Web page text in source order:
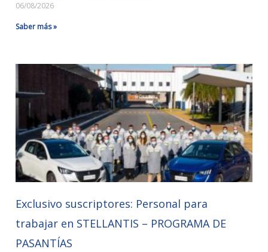
06/08/2026
Saber más »
Exclusivo suscriptores: Personal para
trabajar en STELLANTIS – PROGRAMA DE
PASANTÍAS